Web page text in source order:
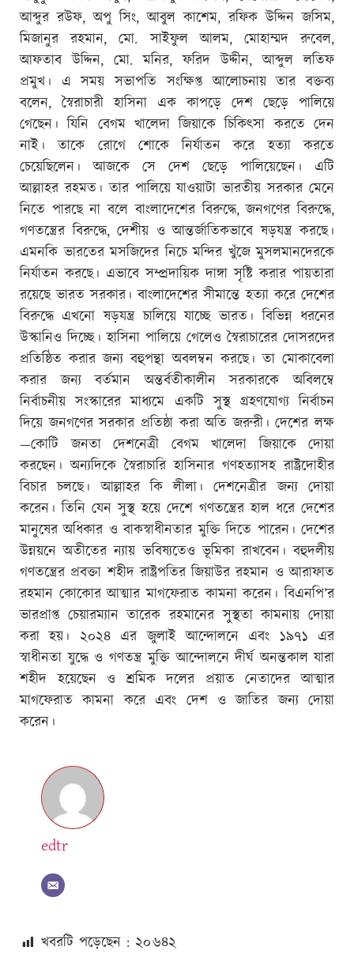
আব্দুর রউফ, অপু সিং, আবুল কাশেম, রফিক উদ্দিন জসিম,
মিজানুর রহমান, মো. সাইফুল আলম, মোহাম্মদ রুবেল,
আফতাব উদ্দিন, মো. মনির, ফরিদ উদ্দীন, আব্দুল লতিফ
প্রমুখ। এ সময় সভাপতি সংক্ষিপ্ত আলোচনায় তার বক্তব্য
বলেন, স্বৈরাচারী হাসিনা এক কাপড়ে দেশ ছেড়ে পালিয়ে
গেছেন। যিনি বেগম খালেদা জিয়াকে চিকিৎসা করতে দেন
নাই। তাকে রোগে শোকে নির্যাতন করে হত্যা করতে
চেয়েছিলেন। আজকে সে দেশ ছেড়ে পালিয়েছেন। এটি
আল্লাহর রহমত। তার পালিয়ে যাওয়াটা ভারতীয় সরকার মেনে
নিতে পারছে না বলে বাংলাদেশের বিরুদ্ধে, জনগণের বিরুদ্ধে,
গণতন্ত্রের বিরুদ্ধে, দেশীয় ও আন্তর্জাতিকভাবে ষড়যন্ত্র করছে।
এমনকি ভারতের মসজিদের নিচে মন্দির খুঁজে মুসলমানদেরকে
নির্যাতন করছে। এভাবে সম্প্রদায়িক দাঙ্গা সৃষ্টি করার পায়তারা
রয়েছে ভারত সরকার। বাংলাদেশের সীমান্তে হত্যা করে দেশের
বিরুদ্ধে এখনো ষড়যন্ত্র চালিয়ে যাচ্ছে ভারত। বিভিন্ন ধরনের
উস্কানিও দিচ্ছে। হাসিনা পালিয়ে গেলেও স্বৈরাচারের দোসরদের
প্রতিষ্ঠিত করার জন্য বহুপন্থা অবলম্বন করছে। তা মোকাবেলা
করার জন্য বর্তমান অন্তর্বতীকালীন সরকারকে অবিলম্বে
নির্বাচনীয় সংস্কারের মাধ্যমে একটি সুস্থ গ্রহণযোগ্য নির্বাচন
দিয়ে জনগণের সরকার প্রতিষ্ঠা করা অতি জরুরী। দেশের লক্ষ
—কোটি জনতা দেশনেত্রী বেগম খালেদা জিয়াকে দোয়া
করছেন। অন্যদিকে স্বৈরাচারি হাসিনার গণহত্যাসহ রাষ্ট্রদোহীর
বিচার চলছে। আল্লাহর কি লীলা। দেশনেত্রীর জন্য দোয়া
করেন। তিনি যেন সুস্থ হয়ে দেশে গণতন্ত্রের হাল ধরে দেশের
মানুষের অধিকার ও বাকস্বাধীনতার মুক্তি দিতে পারেন। দেশের
উন্নয়নে অতীতের ন্যায় ভবিষ্যতেও ভূমিকা রাখবেন। বহুদলীয়
গণতন্ত্রের প্রবক্তা শহীদ রাষ্ট্রপতির জিয়াউর রহমান ও আরাফাত
রহমান কোকোর আত্মার মাগফেরাত কামনা করেন। বিএনপি’র
ভারপ্রাপ্ত চেয়ারম্যান তারেক রহমানের সুস্থতা কামনায় দোয়া
করা হয়। ২০২৪ এর জুলাই আন্দোলনে এবং ১৯৭১ এর
স্বাধীনতা যুদ্ধে ও গণতন্ত্র মুক্তি আন্দোলনে দীর্ঘ অনন্তকাল যারা
শহীদ হয়েছেন ও শ্রমিক দলের প্রয়াত নেতাদের আত্মার
মাগফেরাত কামনা করে এবং দেশ ও জাতির জন্য দোয়া
করেন।
edtr
খবরটি পড়েছেন : ২০৬৪২